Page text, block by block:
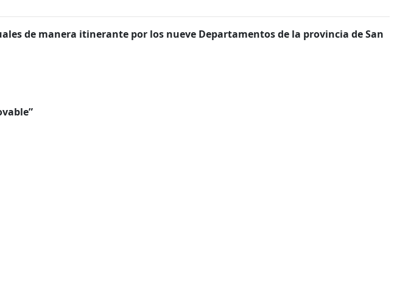
de manera itinerante por los nueve Departamentos de la provincia de San